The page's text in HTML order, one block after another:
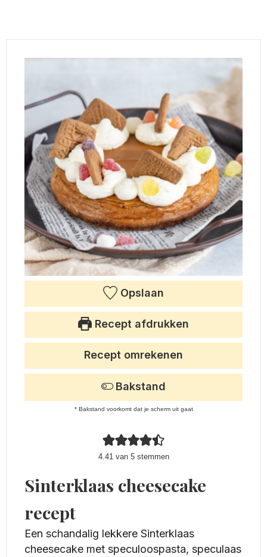
Opslaan
Recept afdrukken
4.41 van 5stemmen
Recept omrekenen
Bakstand
* Bakstand voorkomt dat je scherm uit gaat
Sinterklaas cheesecake
recept
Een schandalig lekkere Sinterklaas
cheesecake met speculoospasta, speculaas